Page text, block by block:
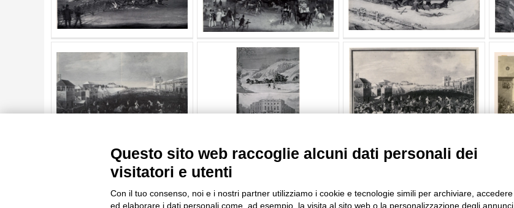
DATA
AUTORE
ARTISTA
Questo sito web raccoglie alcuni dati personali dei
visitatori e utenti
Con il tuo consenso, noi e i nostri partner utilizziamo i cookie e tecnologie simili per archiviare, accedere
ed elaborare i dati personali come, ad esempio, la visita al sito web o la personalizzazione degli annunci.